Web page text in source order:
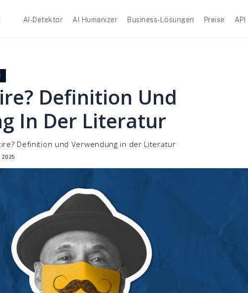
AI-Detektor AI Humanizer Business-Lösungen Preise API
Definition Und
In Der Literatur
Definition und Verwendung in der Literatur
2025